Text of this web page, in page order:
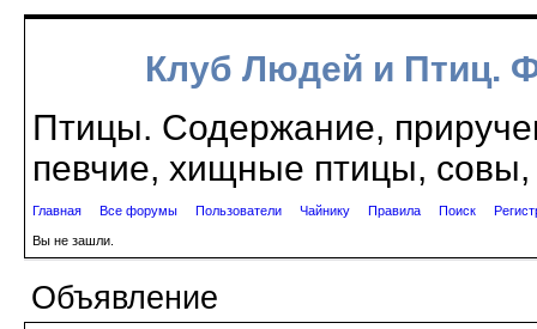
Клуб Людей и Птиц.
Птицы. Содержание,
певчие, хищные птицы, совы,
Главная Все форумы Пользователи Чайнику Правила Поиск
Вы не зашли.
Объявление